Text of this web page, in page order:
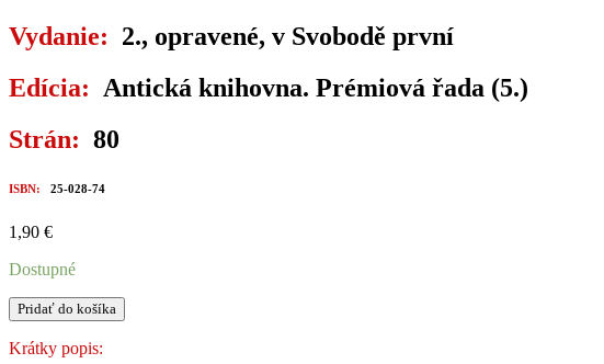
Vydanie: 2., opravené, v Svobodě první
Edícia: Antická knihovna. Prémiová řada (5.)
Strán: 80
ISBN: 25-028-74
1,90 €
Dostupné
množstvo
HÉRÓ
A
Pridať do košíka
Krátky popis: